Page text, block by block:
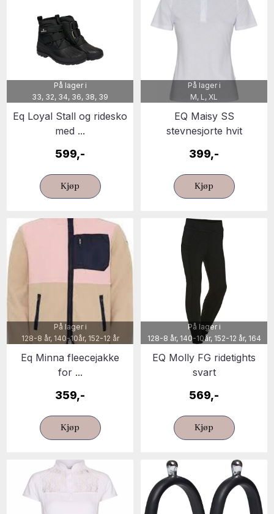
På lager i
33, 32, 34, 36, 38, 39
Eq Loyal Stall og ridesko
med ...
599,-
Kjøp
På lager i
M, L, XL
EQ Maisy SS
stevnesjorte hvit
399,-
Kjøp
På lager i
128-8 år, 140-10år, 152-12 år
Eq Minna fleecejakke
for ...
359,-
Kjøp
På lager i
128-8 år, 140-10år, 152-12 år, 164
EQ Molly FG ridetights
svart
569,-
Kjøp